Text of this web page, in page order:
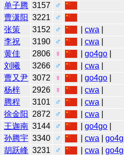
单子腾 3157
♂
曹潇阳 3221
♂
张策 3152 ♂ |cwa
李祝 3190 ♂ |cwa
黄佳 2806 ♀ |go4go
刘曦 3266 ♂ |cwa
曹又尹 3072 ♀ |go4go
杨梓 2926 ♀ |cwa
腾程 3101 ♂ |cwa
徐金阳 2872 ♂ |cwa
王迦南 3144 ♂ |go4go
孙腾宇 3340 ♂ |cwa |
胡跃峰 3231 ♂ |cwa |